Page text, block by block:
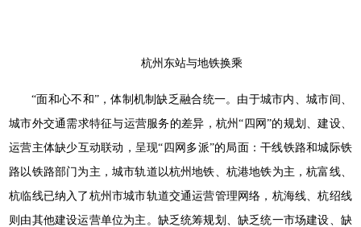
杭州东站与地铁换乘
“面和心不和”，体制机制缺乏融合统一。由于城市内、城市间、
城市外交通需求特征与运营服务的差异，杭州“四网”的规划、建设、
运营主体缺少互动联动，呈现“四网多派”的局面：干线铁路和城际铁
路以铁路部门为主，城市轨道以杭州地铁、杭港地铁为主，杭富线、
杭临线已纳入了杭州市城市轨道交通运营管理网络，杭海线、杭绍线
则由其他建设运营单位为主。缺乏统筹规划、缺乏统一市场建设、缺